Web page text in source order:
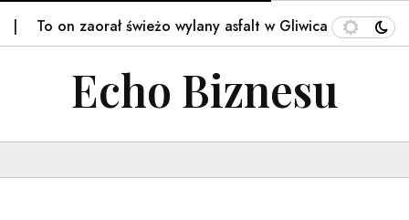
on zaorał świeżo wylany asfalt w Gliwicach.… 48.
Echo Biznesu